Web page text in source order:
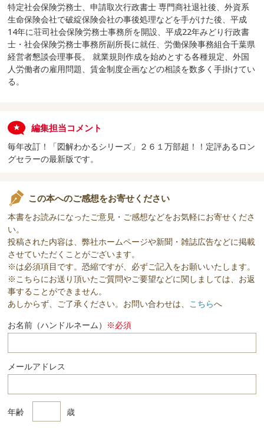
特定社会保険労務士、申請取次行政書士 専門商社退社後、外資系
生命保険会社で破綻保険会社の事後処理などを手がけた後、平成
14年に荘司社会保険労務士事務所を開設、平成22年みどり行政書
士・社会保険労務士事務所副所長に就任、労働保険事務組合千葉県
経営者懇談会理事長。 就業規則作成を始めとする各種規定、外国
人労働者の雇用問題、賃金制度企画などの相談を数多く手掛けてい
る。
編集担当コメント
毎年改訂！「図解わかるシリーズ」２６１万部超！！定評あるロン
グセラーの最新版です。
この本へのご感想をお寄せください
本書をお読みになったご意見・ご感想などをお気軽にお寄せくださ
い。
投稿された内容は、弊社ホームページや新聞・雑誌広告などに掲載
させていただくことがございます。
※は必須項目です。恐縮ですが、必ずご記入をお願いいたします。
※こちらにお送り頂いたご質問やご要望などに関しましては、お返
事することができません。
あしからず、ご了承ください。お問い合わせは、 こちらへ
お名前（ハンドルネーム） ※必須
メールアドレス
年齢 歳